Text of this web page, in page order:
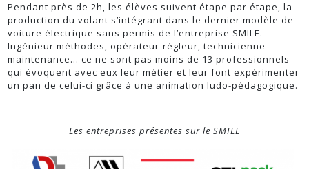
Pendant près de 2h, les élèves suivent étape par étape, la
production du volant s’intégrant dans le dernier modèle de
voiture électrique sans permis de l’entreprise SMILE.
Ingénieur méthodes, opérateur-régleur, technicienne
maintenance… ce ne sont pas moins de 13 professionnels
qui évoquent avec eux leur métier et leur font expérimenter
un pan de celui-ci grâce à une animation ludo-pédagogique.
Les entreprises présentes sur le SMILE